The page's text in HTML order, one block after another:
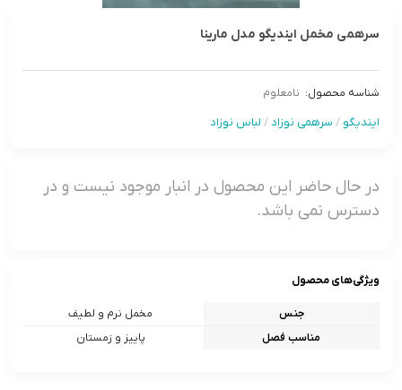
سرهمی مخمل ایندیگو مدل مارینا
شناسه محصول: نامعلوم
ایندیگو / سرهمی نوزاد / لباس نوزاد
در حال حاضر این محصول در انبار موجود نیست و در
دسترس نمی باشد.
ویژگی‌های محصول
جنس
مخمل نرم و لطیف
مناسب فصل
پاییز و زمستان